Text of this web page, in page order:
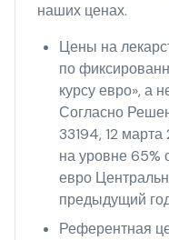
наших ценах.
Цены на
по
курсу евро», а
Согласно
33194, 12 марта
на уровне 65%
евро
предыдущий
Референтная